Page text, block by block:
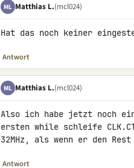
ML Matthias L.(mcl024)
Hat das noch keiner
Antwort
ML Matthias L.(mcl024)
Also ich habe jetzt noch
ersten while schleife
32MHz, als wenn er den
Antwort